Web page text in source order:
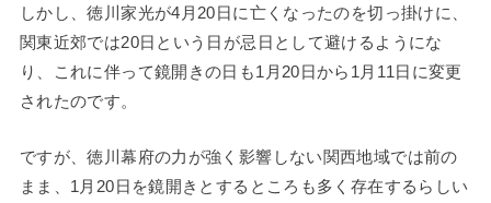
しかし、徳川家光が4月20日に亡くなったのを切っ掛けに、
関東近郊では20日という日が忌日として避けるようにな
り、これに伴って鏡開きの日も1月20日から1月11日に変更
されたのです。
ですが、徳川幕府の力が強く影響しない関西地域では前の
まま、1月20日を鏡開きとするところも多く存在するらしい